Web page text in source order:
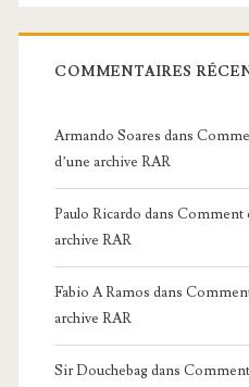
COMMENTAIRES
Armando Soares dans
d’une archive RAR
Paulo Ricardo dans Comment
archive RAR
Fabio A Ramos dans
archive RAR
Sir Douchebagdans